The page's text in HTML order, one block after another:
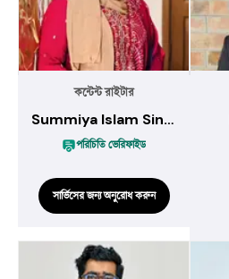
কন্টেন্ট রাইটার
Summiya Islam Sinthia
পরিচিতি ভেরিফাইড
সার্ভিসের জন্য অনুরোধ করুন